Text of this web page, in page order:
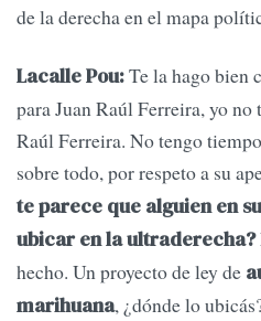
de la derecha en el mapa
Lacalle Pou:Te la hago bien
para Juan Raúl Ferreira, yo no
Raúl Ferreira. No tengo
sobre todo, por respeto a su
te parece que alguien en
ubicar en la ultraderecha?
hecho. Un proyecto de ley de
marihuana, ¿dónde lo